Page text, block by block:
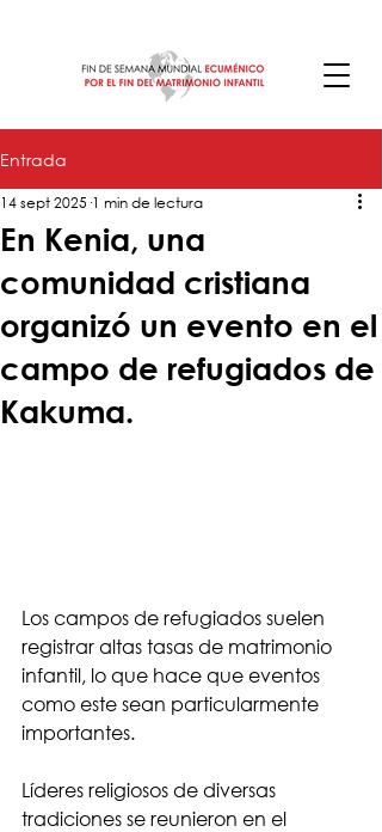
Entrada
En Kenia, una
comunidad cristiana
organizó un evento en el
campo de refugiados de
Kakuma.
14 sept 2025 1 min de lectura
Los campos de refugiados suelen
registrar altas tasas de matrimonio
infantil, lo que hace que eventos
como este sean particularmente
importantes.
Líderes religiosos de diversas
tradiciones se reunieron en el